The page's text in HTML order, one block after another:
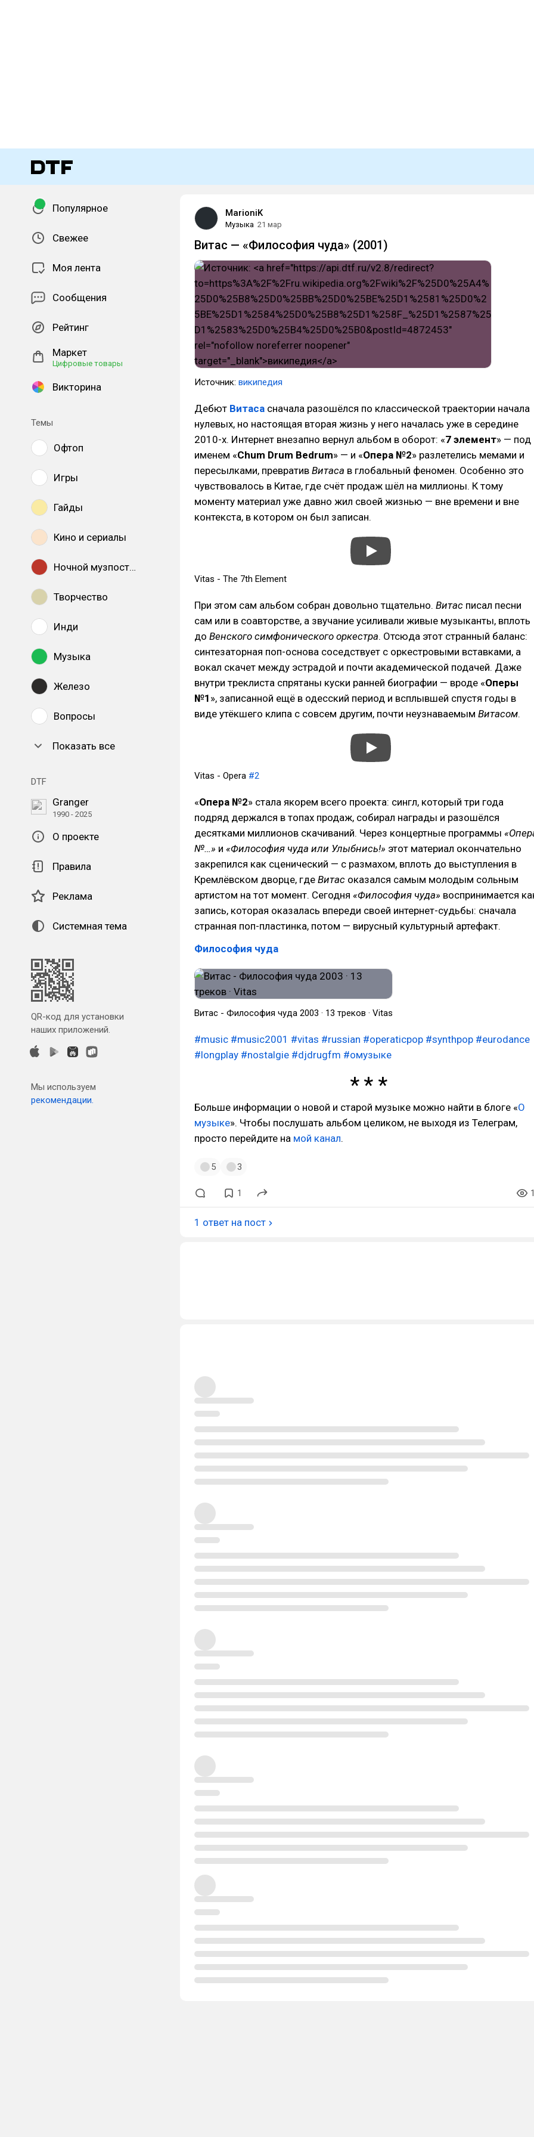
Популярное
Свежее
Моя лента
Сообщения
Рейтинг
Маркет
Цифровые товары
Викторина
Темы
Офтоп
Игры
Гайды
Кино и сериалы
Ночной музпостинг
Творчество
Инди
Музыка
Железо
Вопросы
Показать все
DTF
Granger
1990 - 2025
О проекте
Правила
Реклама
Системная тема
QR-код для установки
наших приложений.
Мы используем
рекомендации.
MarioniK
Музыка 21 мар
Витас — «Философия чуда» (2001)
Источник: википедия
Дебют Витаса сначала разошёлся по классической траектории начала
нулевых, но настоящая вторая жизнь у него началась уже в середине
2010-х. Интернет внезапно вернул альбом в оборот: «7 элемент» — под
именем «Chum Drum Bedrum» — и «Опера №2» разлетелись мемами и
пересылками, превратив Витаса в глобальный феномен. Особенно это
чувствовалось в Китае, где счёт продаж шёл на миллионы. К тому
моменту материал уже давно жил своей жизнью — вне времени и вне
контекста, в котором он был записан.
Vitas - The 7th Element
При этом сам альбом собран довольно тщательно. Витас писал песни
сам или в соавторстве, а звучание усиливали живые музыканты, вплоть
до Венского симфонического оркестра. Отсюда этот странный баланс:
синтезаторная поп-основа соседствует с оркестровыми вставками, а
вокал скачет между эстрадой и почти академической подачей. Даже
внутри треклиста спрятаны куски ранней биографии — вроде «Оперы
№1 », записанной ещё в одесский период и всплывшей спустя годы в
виде утёкшего клипа с совсем другим, почти неузнаваемым Витасом.
Vitas - Opera #2
«Опера №2» стала якорем всего проекта: сингл, который три года
подряд держался в топах продаж, собирал награды и разошёлся
десятками миллионов скачиваний. Через концертные программы
№…» и «Философия чуда или Улыбнись!» этот материал окончательно
закрепился как сценический — с размахом, вплоть до выступления в
Кремлёвском дворце, где Витас оказался самым молодым сольным
артистом на тот момент. Сегодня «Философия чуда» воспринимается
запись, которая оказалась впереди своей интернет-судьбы: сначала
странная поп-пластинка, потом — вирусный культурный артефакт.
Философия чуда
Витас - Философия чуда 2003 · 13 треков · Vitas
#music #music2001 #vitas #russian #operaticpop #synthpop #eurodance
#longplay #nostalgie #djdrugfm #омузыке
Больше информации о новой и старой музыке можно найти в блоге «О
музыке». Чтобы послушать альбом целиком, не выходя из Телеграм,
просто перейдите на мой канал.
5 3
1
1 ответ на пост